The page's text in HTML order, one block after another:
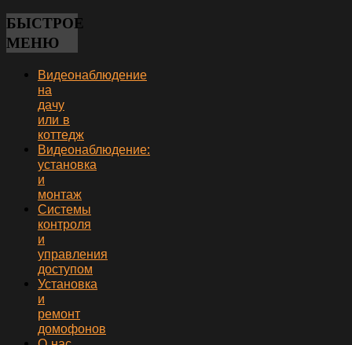
БЫСТРОЕ
МЕНЮ
Видеонаблюдение
на
дачу
или в
коттедж
Видеонаблюдение:
установка
и
монтаж
Системы
контроля
и
управления
доступом
Установка
и
ремонт
домофонов